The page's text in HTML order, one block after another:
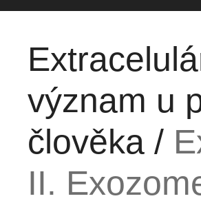
význam u
člověka /
II.